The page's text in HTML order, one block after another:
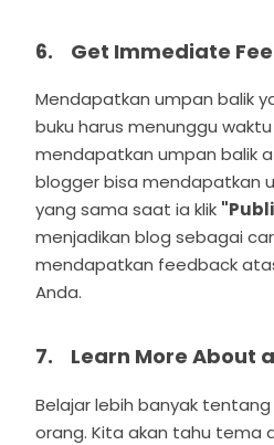
6. Get Immediate
Mendapatkan umpan balik
buku harus menunggu
mendapatkan umpan balik
blogger bisa mendapatkan
yang sama saat ia klik
menjadikan blog sebagai
mendapatkan feedback
Anda.
7. Learn More About
Belajar lebih banyak
orang. Kita akan tahu tema